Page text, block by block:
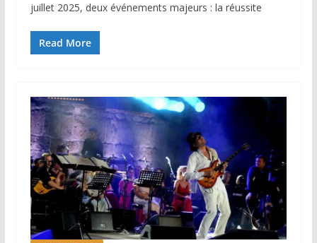
juillet 2025, deux événements majeurs : la réussite
Read More